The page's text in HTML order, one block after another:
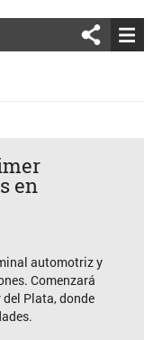
en
automotriz y
Comenzará
Plata, donde